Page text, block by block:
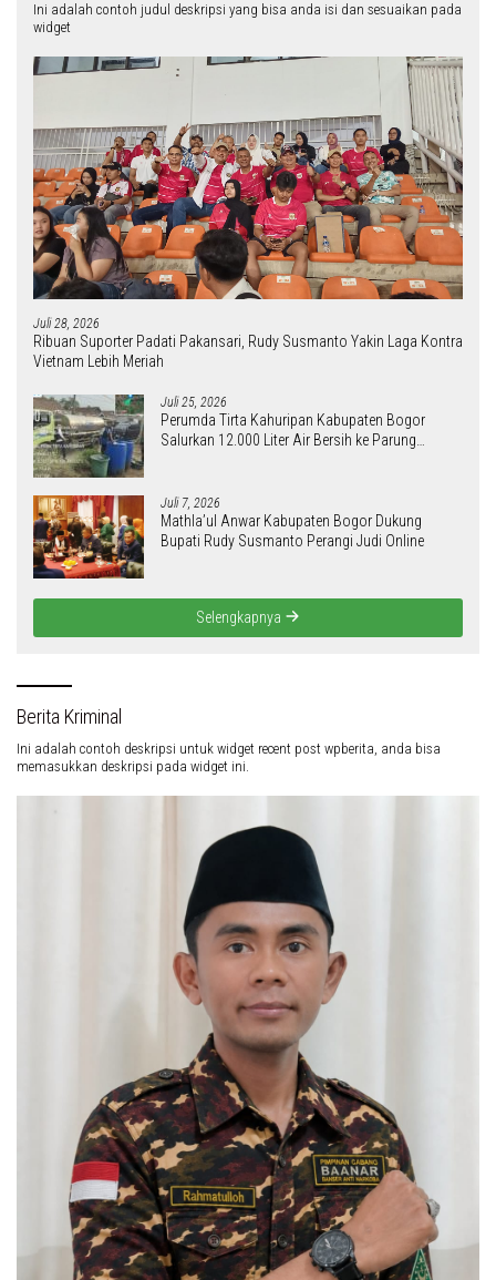
Ini adalah contoh judul deskripsi yang bisa anda isi dan sesuaikan pada
widget
Juli 28, 2026
Ribuan Suporter Padati Pakansari, Rudy Susmanto Yakin Laga Kontra
Vietnam Lebih Meriah
Juli 25, 2026
Perumda Tirta Kahuripan Kabupaten Bogor
Salurkan 12.000 Liter Air Bersih ke Parung
Juli 7, 2026
Mathla’ul Anwar Kabupaten Bogor Dukung
Bupati Rudy Susmanto Perangi Judi Online
Selengkapnya
Berita Kriminal
Ini adalah contoh deskripsi untuk widget recent post wpberita, anda bisa
memasukkan deskripsi pada widget ini.